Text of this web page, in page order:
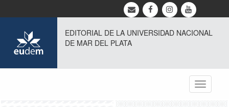
EDITORIAL DE LA UNIVERSIDAD NACIONAL
DE MAR DEL PLATA
Toggle